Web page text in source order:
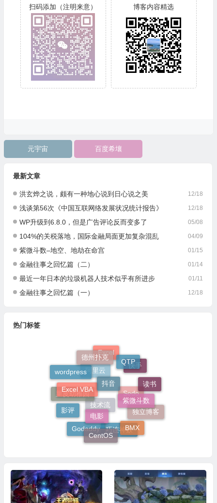
扫码添加（注明来意） 博客内容精选
元宇宙 百度希壤
最新文章
12/18
洪玄烨之说，颇有一种地心说到日心说之美
12/18
浅谈第56次《中国互联网络发展状况统计报告》
05/08
WP升级到6.8.0，但是广告评论反而变多了
04/09
104%的关税落地，国际金融局面更加复杂混乱
01/15
紫微斗数–地空、地劫在命宫
01/14
金融往事之回忆篇（二）
01/11
最近一年日本的垃圾机器人技术似乎有所进步
12/18
金融往事之回忆篇（一）
热门标签
阿里云
Excel
快手
Sedo
技术流
里皮幼稚园
wordpress
德州扑克
QTP
读书
独立博客
巧连神数
Godaddy
影评
Excel VBA
抖音
紫微斗数
BMX
CentOS
电影